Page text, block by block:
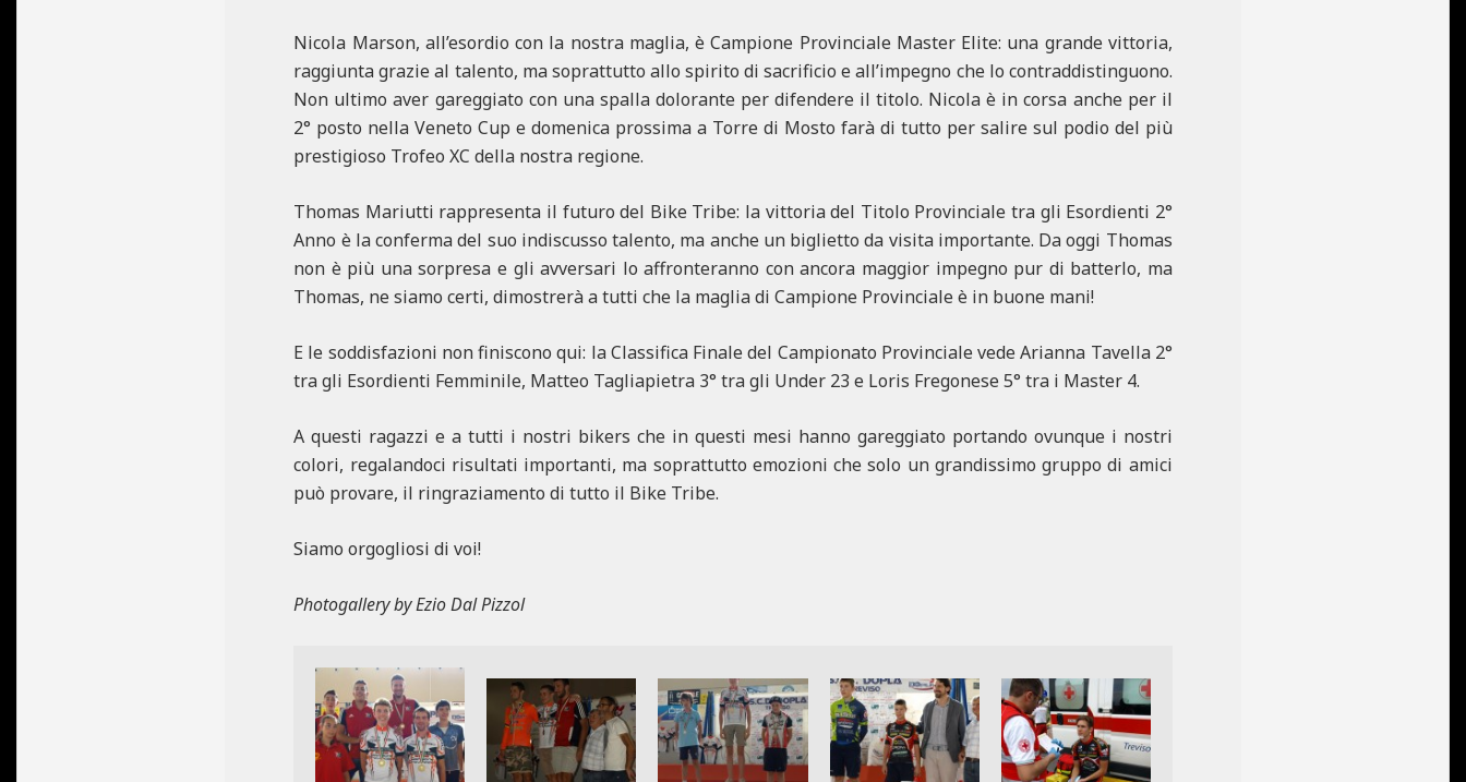
Nicola Marson, all’esordio con la nostra maglia, è Campione Provinciale Master Elite: una grande vittoria,
raggiunta grazie al talento, ma soprattutto allo spirito di sacrificio e all’impegno che lo contraddistinguono.
Non ultimo aver gareggiato con una spalla dolorante per difendere il titolo. Nicola è in corsa anche per il
2° posto nella Veneto Cup e domenica prossima a Torre di Mosto farà di tutto per salire sul podio del più
prestigioso Trofeo XC della nostra regione.
Thomas Mariutti rappresenta il futuro del Bike Tribe: la vittoria del Titolo Provinciale tra gli Esordienti 2°
Anno è la conferma del suo indiscusso talento, ma anche un biglietto da visita importante. Da oggi Thomas
non è più una sorpresa e gli avversari lo affronteranno con ancora maggior impegno pur di batterlo, ma
Thomas, ne siamo certi, dimostrerà a tutti che la maglia di Campione Provinciale è in buone mani!
E le soddisfazioni non finiscono qui: la Classifica Finale del Campionato Provinciale vede Arianna Tavella 2°
tra gli Esordienti Femminile, Matteo Tagliapietra 3° tra gli Under 23 e Loris Fregonese 5° tra i Master 4.
A questi ragazzi e a tutti i nostri bikers che in questi mesi hanno gareggiato portando ovunque i nostri
colori, regalandoci risultati importanti, ma soprattutto emozioni che solo un grandissimo gruppo di amici
può provare, il ringraziamento di tutto il Bike Tribe.
Siamo orgogliosi di voi!
Photogallery by Ezio Dal Pizzol